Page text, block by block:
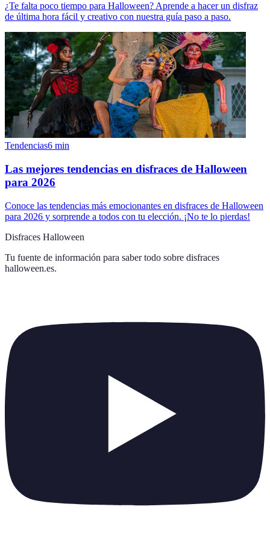
¿Te falta poco tiempo para Halloween? Aprende a hacer un disfraz
de última hora fácil y creativo con nuestra guía paso a paso.
Tendencias6 min
Las mejores tendencias en disfraces de Halloween
para 2026
Conoce las tendencias más emocionantes en disfraces de Halloween
para 2026 y sorprende a todos con tu elección. ¡No te lo pierdas!
Disfraces Halloween
Tu fuente de información para saber todo sobre disfraces
halloween.es.